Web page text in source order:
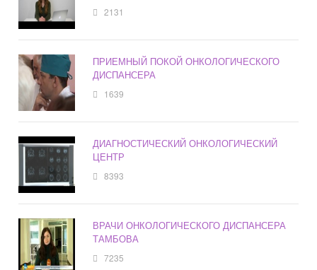
2131
ПРИЕМНЫЙ ПОКОЙ ОНКОЛОГИЧЕСКОГО
ДИСПАНСЕРА
1639
ДИАГНОСТИЧЕСКИЙ ОНКОЛОГИЧЕСКИЙ
ЦЕНТР
8393
ВРАЧИ ОНКОЛОГИЧЕСКОГО ДИСПАНСЕРА
ТАМБОВА
7235